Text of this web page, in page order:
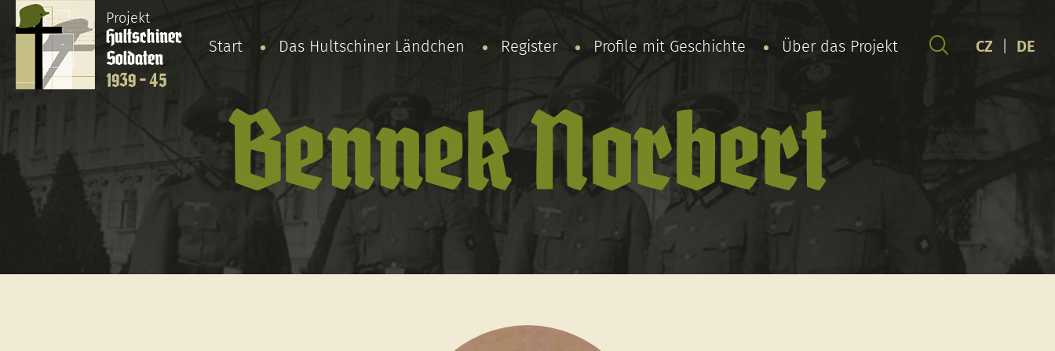
Projekt
Hultschiner
Soldaten
1939 - 45
Start Das Hultschiner Ländchen Register Profile mit Geschichte Über das Projekt CZ DE
Bennek Norbert